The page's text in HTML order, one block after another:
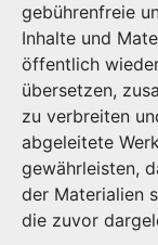
gebührenfreie
Inhalte und
öffentlich
übersetzen,
zu verbreiten
abgeleitete
gewährleisten,
der Materialien
die zuvor